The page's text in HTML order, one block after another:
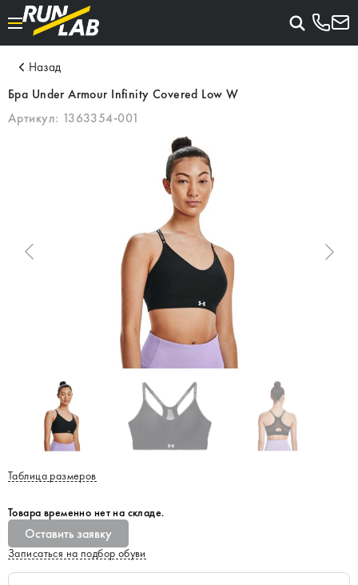
Назад
Бра Under Armour Infinity Covered Low W
Артикул: 1363354-001
Таблица размеров
Товара временно нет на складе.
Оставить заявку
Записаться на подбор обуви